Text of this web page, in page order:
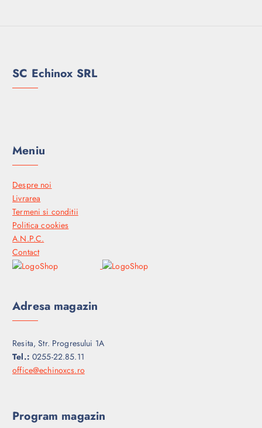
SC Echinox SRL
Meniu
Despre noi
Livrarea
Termeni si conditii
Politica cookies
A.N.P.C.
Contact
Adresa magazin
Resita, Str. Progresului 1A
Tel.: 0255-22.85.11
office@echinoxcs.ro
Program magazin